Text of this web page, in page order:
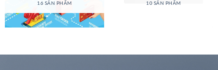
16 SẢN PHẨM 10 SẢN PHẨM